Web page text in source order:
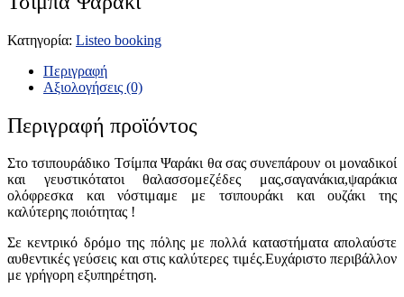
Κατηγορία: Listeo booking
Περιγραφή
Αξιολογήσεις (0)
Περιγραφή προϊόντος
Στο τσιπουράδικο Τσίμπα Ψαράκι θα σας συνεπάρουν οι μοναδικοί
και γευστικότατοι θαλασσομεζέδες μας,σαγανάκια,ψαράκια
ολόφρεσκα και νόστιμαμε με τσιπουράκι και ουζάκι της
καλύτερης ποιότητας !
Σε κεντρικό δρόμο της πόλης με πολλά καταστήματα απολαύστε
αυθεντικές γεύσεις και στις καλύτερες τιμές.Ευχάριστο περιβάλλον
με γρήγορη εξυπηρέτηση.